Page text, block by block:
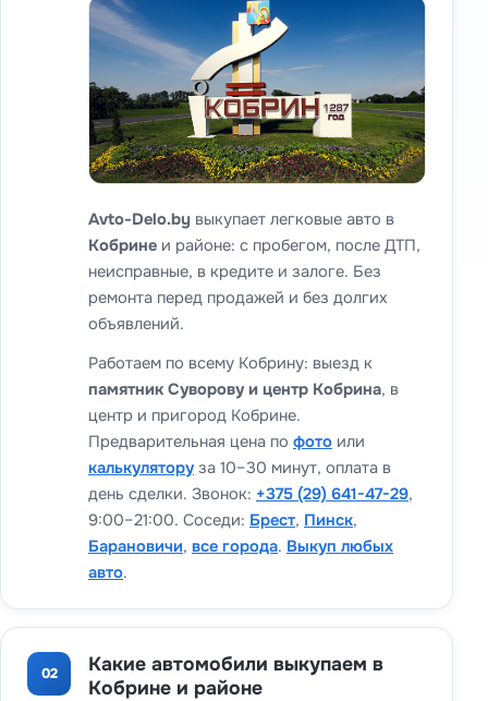
Avto-Delo.by выкупает легковые авто в
Кобрине и районе: с пробегом, после ДТП,
неисправные, в кредите и залоге. Без
ремонта перед продажей и без долгих
объявлений.
Работаем по всему Кобрину: выезд к
памятник Суворову и центр Кобрина, в
центр и пригород Кобрине.
Предварительная цена по фото или
калькулятору за 10–30 минут, оплата в
день сделки. Звонок: +375 (29) 641-47-29,
9:00–21:00. Соседи: Брест, Пинск,
Барановичи, все города. Выкуп любых
авто.
02
Какие автомобили выкупаем в
Кобрине и районе